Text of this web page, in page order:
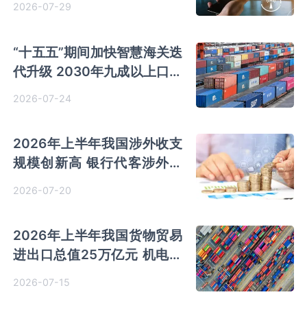
2026-07-29
“十五五”期间加快智慧海关迭
代升级 2030年九成以上口岸
2026-07-24
2026年上半年我国涉外收支
规模创新高 银行代客涉外收
2026-07-20
2026年上半年我国货物贸易
进出口总值25万亿元 机电产
2026-07-15